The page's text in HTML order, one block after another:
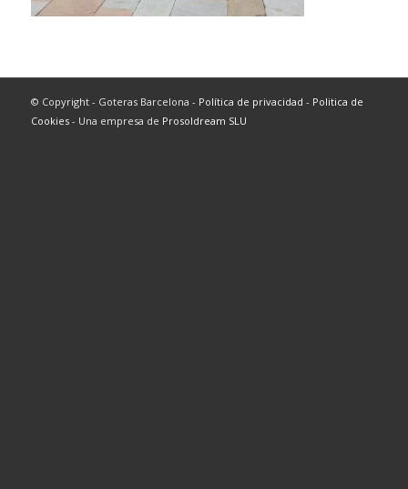
© Copyright - Goteras Barcelona - Política de privacidad - Politica de
Cookies- Una empresa de Prosoldream SLU